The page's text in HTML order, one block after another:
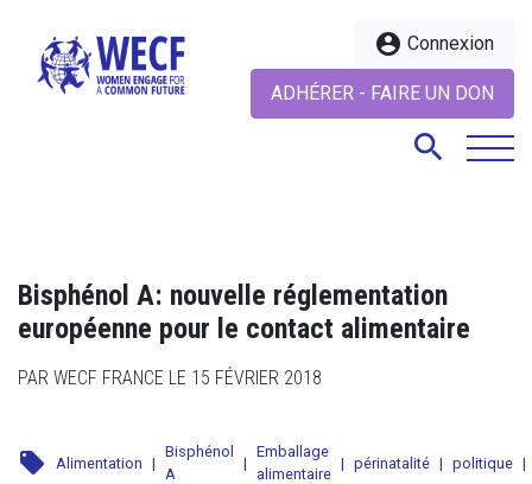
account_circle Connexion
ADHÉRER - FAIRE UN DON
search
Bisphénol A: nouvelle réglementation
européenne pour le contact alimentaire
PAR WECF FRANCE LE 15 FÉVRIER 2018
local_offer Alimentation |
Bisphénol
A
|
Emballage
alimentaire
| périnatalité | politique |